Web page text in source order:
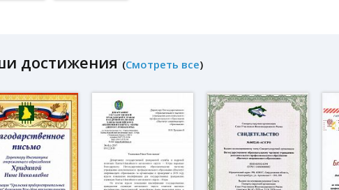
достижения (Смотреть все)